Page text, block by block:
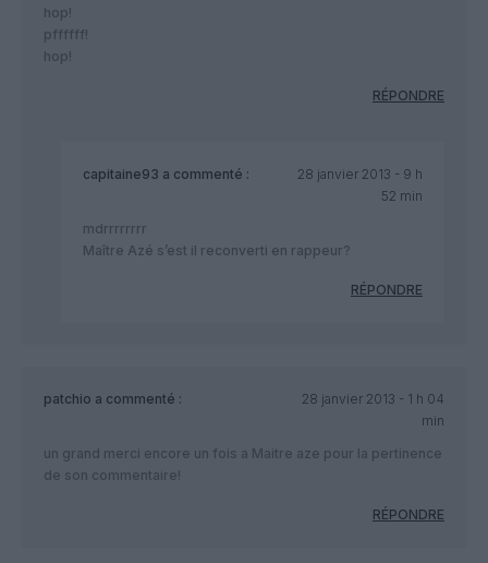
hop!
pffffff!
hop!
RÉPONDRE
capitaine93 a commenté :
28 janvier 2013 - 9 h
52 min
mdrrrrrrrr
Maître Azé s’est il reconverti en rappeur?
RÉPONDRE
patchio a commenté :
28 janvier 2013 - 1 h 04
min
un grand merci encore un fois a Maitre aze pour la pertinence
de son commentaire!
RÉPONDRE